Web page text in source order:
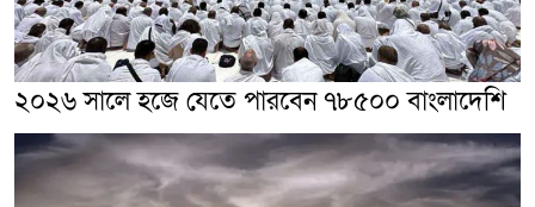
২০২৬ সালে হজে যেতে পারবেন ৭৮৫০০ বাংলাদেশি